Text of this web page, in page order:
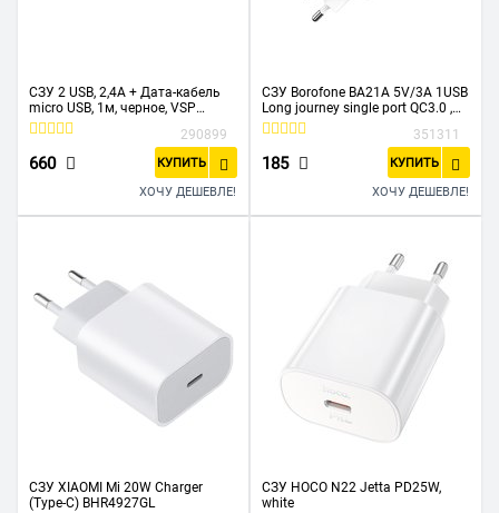
СЗУ 2 USB, 2,4A + Дата-кабель
micro USB, 1м, черное, VSP
(BoraSCO)
290899
660 КУПИТЬ
ХОЧУ ДЕШЕВЛЕ!
СЗУ Borofone BA21A 5V/3A 1USB
Long journey single port QC3.0 ,
white
351311
185 КУПИТЬ
ХОЧУ ДЕШЕВЛЕ!
СЗУ XIAOMI Mi 20W Charger
(Type-C) BHR4927GL
СЗУ HOCO N22 Jetta PD25W,
white